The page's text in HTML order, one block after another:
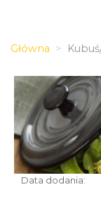
Główna
Data dodania: